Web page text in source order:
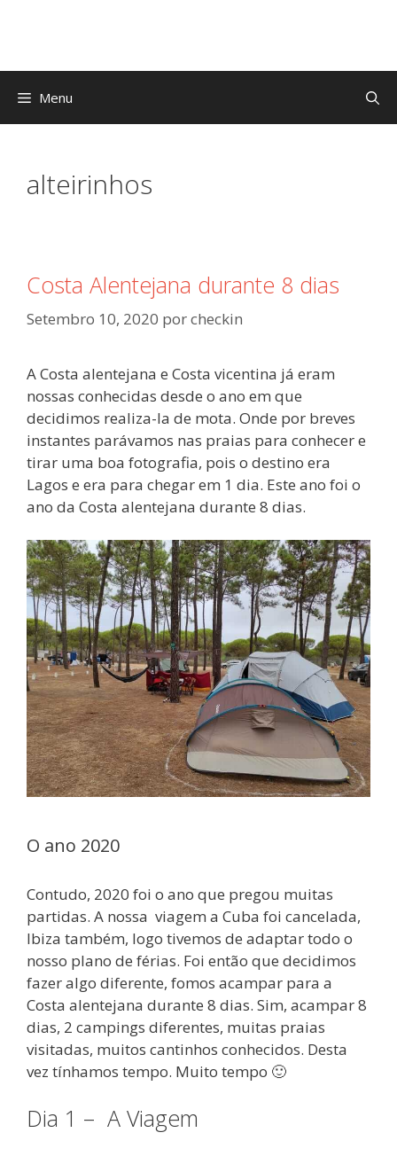
conteúdo
Menu
alteirinhos
Costa Alentejana durante 8 dias
Setembro 10, 2020 porcheckin
A Costa alentejana e Costa vicentina já eram
nossas conhecidas desde o ano em que
decidimos realiza-la de mota. Onde por breves
instantes parávamos nas praias para conhecer e
tirar uma boa fotografia, pois o destino era
Lagos e era para chegar em 1 dia. Este ano foi o
ano da Costa alentejana durante 8 dias.
O ano 2020
Contudo, 2020 foi o ano que pregou muitas
partidas. A nossa viagem a Cuba foi cancelada,
Ibiza também, logo tivemos de adaptar todo o
nosso plano de férias. Foi então que decidimos
fazer algo diferente, fomos acampar para a
Costa alentejana durante 8 dias. Sim, acampar 8
dias, 2 campings diferentes, muitas praias
visitadas, muitos cantinhos conhecidos. Desta
vez tínhamos tempo. Muito tempo 🙂
Dia 1 – A Viagem